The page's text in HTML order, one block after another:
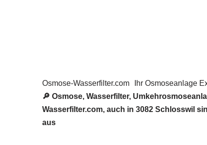
Osmose-Wasserfilter.com
Ihr Osmoseanlage
🔎 Osmose, Wasserfilter,
Wasserfilter.com, auch in 3082 Schlosswil
aus